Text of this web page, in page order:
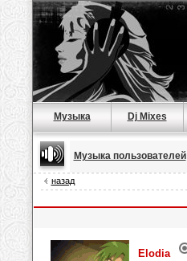
Музыка Dj Mixes
Музыка пользователей
назад
Elodia